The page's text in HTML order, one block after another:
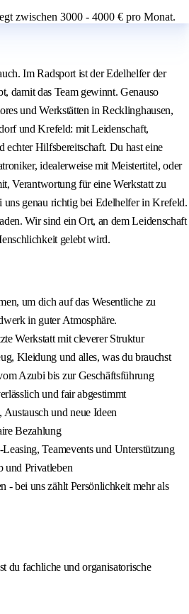
zwischen 3000 - 4000 € pro Monat.
Im Radsport ist der Edelhelfer der
damit das Team gewinnt. Genauso
und Werkstätten in Recklinghausen,
und Krefeld: mit Leidenschaft,
echter Hilfsbereitschaft. Du hast eine
idealerweise mit Meistertitel, oder
Verantwortung für eine Werkstatt zu
uns genau richtig bei Edelhelfer in Krefeld.
Wir sind ein Ort, an dem Leidenschaft
gelebt wird.
um dich auf das Wesentliche zu
in guter Atmosphäre.
Werkstatt mit cleverer Struktur
Kleidung und alles, was du brauchst
Azubi bis zur Geschäftsführung
und fair abgestimmt
und neue Ideen
Bezahlung
Teamevents und Unterstützung
und Privatleben
- bei uns zählt Persönlichkeit mehr als
du fachliche und organisatorische